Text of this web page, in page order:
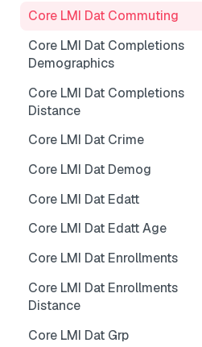
Core LMI Dat Wf Demog
Core LMI Ref Csd Cd Prov
Core LMI Ref Csd Cma
Core LMI Detailed Meta
Core LMI Detailed Ref Areaid
Core LMI Dat Ind Gender Age
Core LMI Dat Occ Gender Age
Core LMI Dat Occ
Core LMI Dat Staffing
Core LMI Ref Lau1 Nuts3 Nuts1
Core LMI Dat Commuting
Core LMI Dat Completions
Demographics
Core LMI Dat Completions
Distance
Core LMI Dat Crime
Core LMI Dat Demog
Core LMI Dat Edatt
Core LMI Dat Edatt Age
Core LMI Dat Enrollments
Core LMI Dat Enrollments
Distance
Core LMI Dat Grp